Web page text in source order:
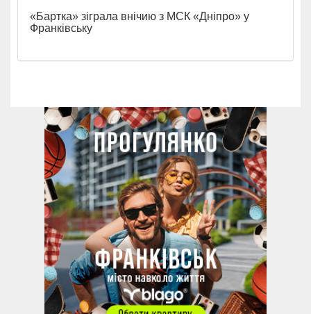
«Бартка» зіграла внічию з МСК «Дніпро» у
Франківську